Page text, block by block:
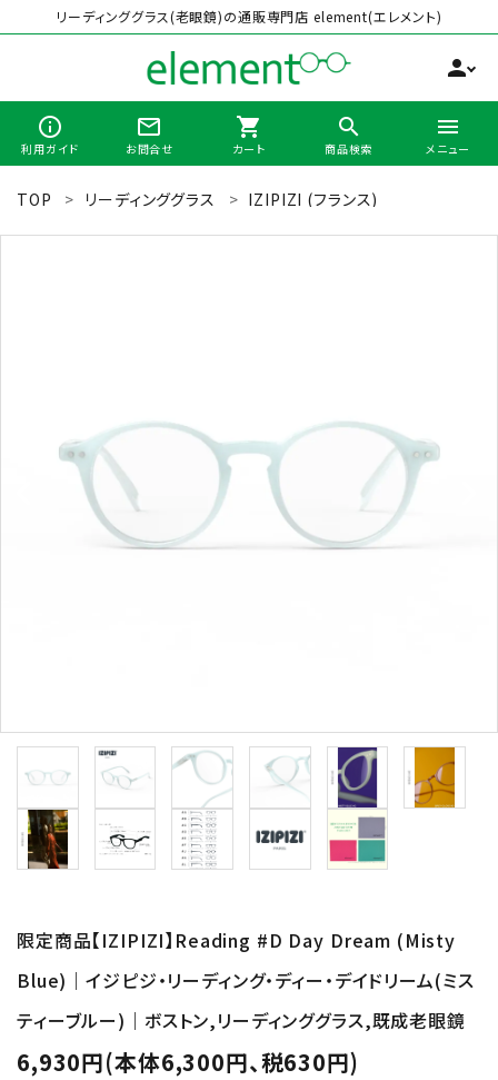
リーディンググラス(老眼鏡)の通販専門店 element(エレメント)
person
info_outline
利用ガイド
mail_outline
お問合せ
shopping_cart
カート
search
商品検索
menu
メニュー
search
カテゴリーから選ぶ
ブランドから選ぶ
形から選ぶ
コンテンツ
INFORMATION
ようこそ 会員名 様
meeting_room ログイン person 新規会員登録
TOP リーディンググラス IZIPIZI (フランス)
限定商品【IZIPIZI】Reading #D Day Dream (Misty
Blue)｜イジピジ・リーディング・ディー・デイドリーム(ミス
ティーブルー)｜ボストン,リーディンググラス,既成老眼鏡
6,930円(本体6,300円、税630円)